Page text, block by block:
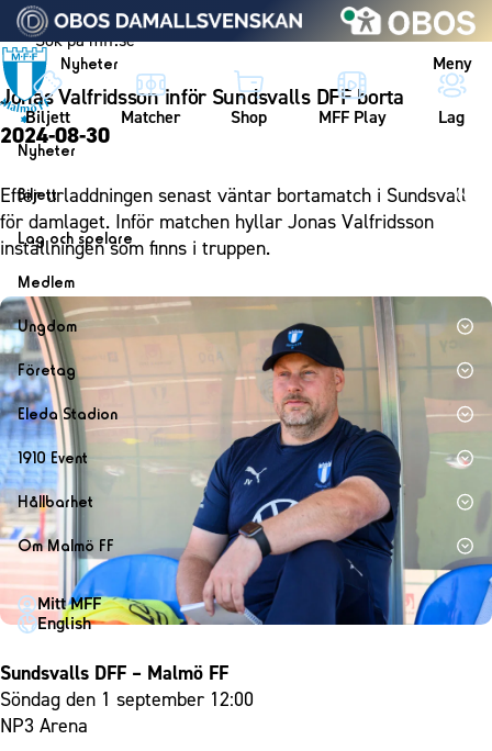
Vidare till innehållet
Nyheter Meny
Biljett Matcher Shop MFF Play Lag
Nyheter
Nyheter
Kalender
Biljett
Biljett
Årskort herr
Årskort dam
Mitt MFF
Biljetter till bortamatcher
Biljettvillkor
Lag och spelare
Lag
Herrlaget
Spelare
Ledarstab
Damlaget
Spelare
Ledarstab
Medlem
Medlemskap i Malmö FF
Årsmöte 2026
Ungdom
MFF Ungdom
Sommarfotboll
Skånecupen
Fotbollsskolan
Fotbollsnätverket
P19
P17
F17
Malmö Trophy
Företag
Bli företagspartner
Nätverket
Klubbstolar
Partner dam
Eleda Stadion
Eleda Stadion
Erics Bar & Restaurang
Matchdag på Eleda Stadion
MFF-museet & rundvandringar
1910 Event
1910 Event
Fest & Event
Konferens
Möte
Mässa
Sommarfest
Julshow
Inspiration
Hållbarhet
Hållbarhet
Himmelsblå framtid – en match för miljön
MFF i samhället
Nattfotboll
Himmelsblå Tillsammans
Om Malmö FF
Om Malmö FF
Kontakt
Historik – herrlaget
Historik – damlaget
Mitt MFF
English
Jonas Valfridsson inför Sundsvalls DFF borta
2024-08-30
Efter urladdningen senast väntar bortamatch i Sundsvall
för damlaget. Inför matchen hyllar Jonas Valfridsson
inställningen som finns i truppen.
Sundsvalls DFF – Malmö FF
Söndag den 1 september 12:00
NP3 Arena